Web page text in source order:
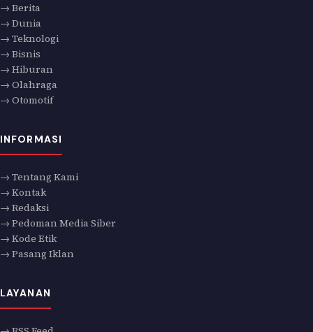
→ Berita
→ Dunia
→ Teknologi
→ Bisnis
→ Hiburan
→ Olahraga
→ Otomotif
INFORMASI
→ Tentang Kami
→ Kontak
→ Redaksi
→ Pedoman Media Siber
→ Kode Etik
→ Pasang Iklan
LAYANAN